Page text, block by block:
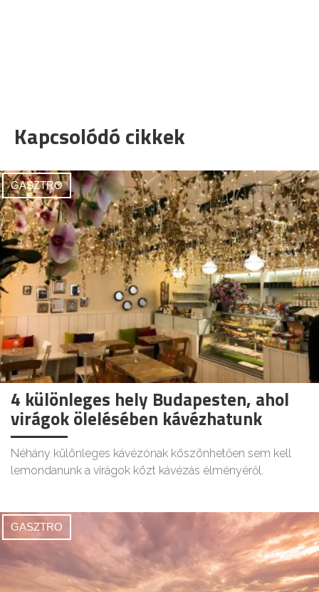
Kapcsolódó cikkek
GASZTRO
4 különleges hely Budapesten, ahol
virágok ölelésében kávézhatunk
Néhány különleges kávézónak köszönhetően sem kell
lemondanunk a virágok közt kávézás élményéről.
GASZTRO